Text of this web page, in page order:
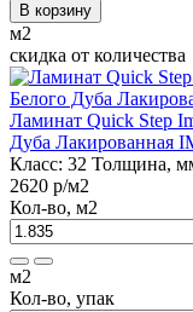
В корзину
м2
скидка от количества
Ламинат Quick Step
Дуба Лакированная
Класс: 32 Толщина,
2620 р/м2
Кол-во, м2
м2
Кол-во, упак